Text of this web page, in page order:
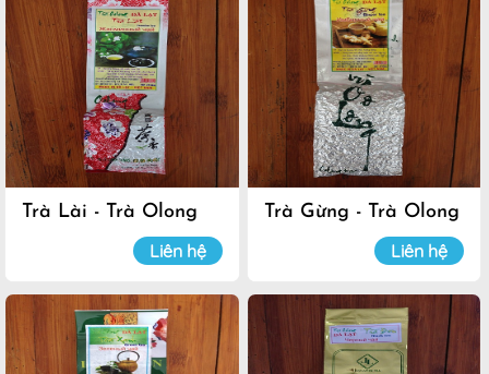
Trà Lài - Trà Olong
Liên hệ
Trà Gừng - Trà Olong
Liên hệ